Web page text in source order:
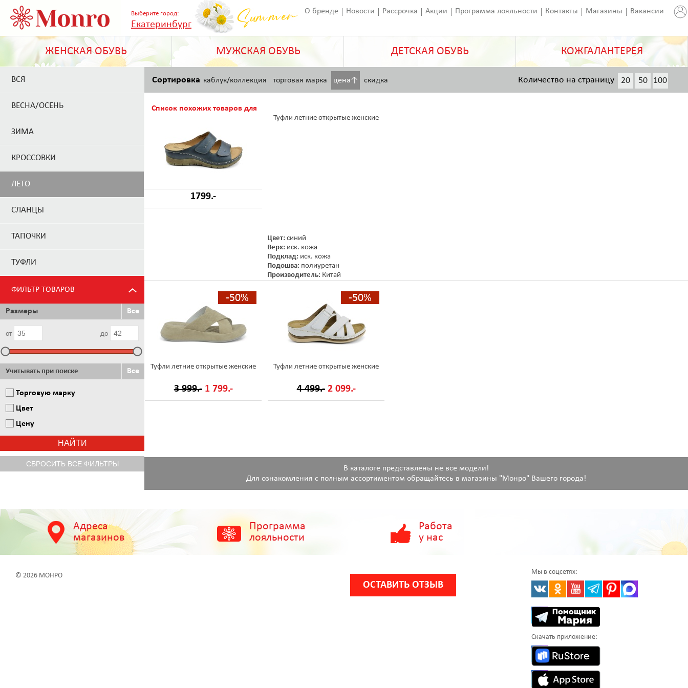
Выберите город:
Екатеринбург
О бренде Новости Рассрочка Акции Программа лояльности Контакты Магазины Вакансии
ЖЕНСКАЯ ОБУВЬ МУЖСКАЯ ОБУВЬ ДЕТСКАЯ ОБУВЬ КОЖГАЛАНТЕРЕЯ
ВСЯ
ВЕСНА/ОСЕНЬ
ЗИМА
КРОССОВКИ
ЛЕТО
СЛАНЦЫ
ТАПОЧКИ
ТУФЛИ
ФИЛЬТР ТОВАРОВ
Размеры Все
от до
Учитывать при поиске Все
Торговую марку
Цвет
Цену
Сортировка каблук/коллекция торговая марка цена↑ скидка 20 50 100
Количество на страницу
Список похожих товаров для
1799.-
Туфли летние открытые женские
Цвет: синий
Верх: иск. кожа
Подклад: иск. кожа
Подошва: полиуретан
Производитель: Китай
-50%
Туфли летние открытые женские
3 999.- 1 799.-
-50%
Туфли летние открытые женские
4 499.- 2 099.-
В каталоге представлены не все модели!
Для ознакомления с полным ассортиментом обращайтесь в магазины "Монро" Вашего города!
Адреса
магазинов
Программа
лояльности
Работа
у нас
© 2026 МОНРО
ОСТАВИТЬ ОТЗЫВ
Мы в соцсетях:
Скачать приложение: